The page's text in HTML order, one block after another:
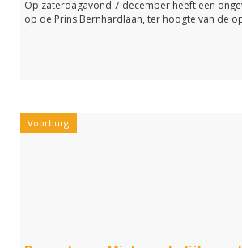
Op zaterdagavond 7 december heeft een
op de Prins Bernhardlaan, ter hoogte van de
Voorburg